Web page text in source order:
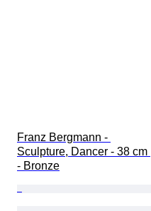
Franz Bergmann -
Sculpture, Dancer - 38 cm
- Bronze